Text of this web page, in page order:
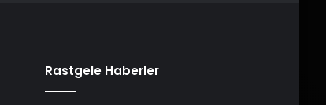
Rastgele Haberler